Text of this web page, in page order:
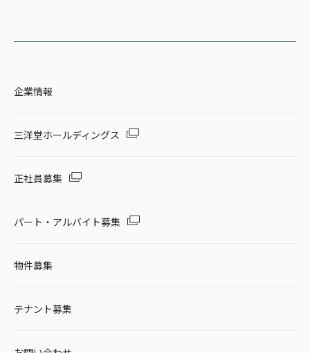
企業情報
三洋堂ホールディングス
正社員募集
パート・アルバイト募集
物件募集
テナント募集